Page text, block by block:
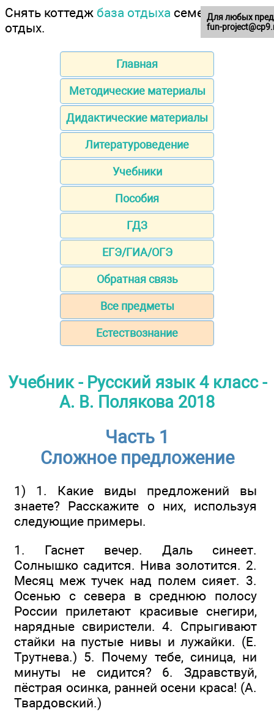
Снять коттедж база отдыха семейный
отдых.
Главная
Методические материалы
Дидактические материалы
Литературоведение
Учебники
Пособия
ГДЗ
ЕГЭ/ГИА/ОГЭ
Обратная связь
Все предметы
Естествознание
Учебник - Русский язык 4 класс -
А. В. Полякова 2018
Часть 1
Сложное предложение
1) 1. Какие виды предложений вы
знаете? Расскажите о них, используя
следующие примеры.
1. Гаснет вечер. Даль синеет.
Солнышко садится. Нива золотится. 2.
Месяц меж тучек над полем сияет. 3.
Осенью с севера в среднюю полосу
России прилетают красивые снегири,
нарядные свиристели. 4. Спрыгивают
стайки на пустые нивы и лужайки. (Е.
Трутнева.) 5. Почему тебе, синица, ни
минуты не сидится? 6. Здравствуй,
пёстрая осинка, ранней осени краса! (А.
Твардовский.)
Для любых
fun-